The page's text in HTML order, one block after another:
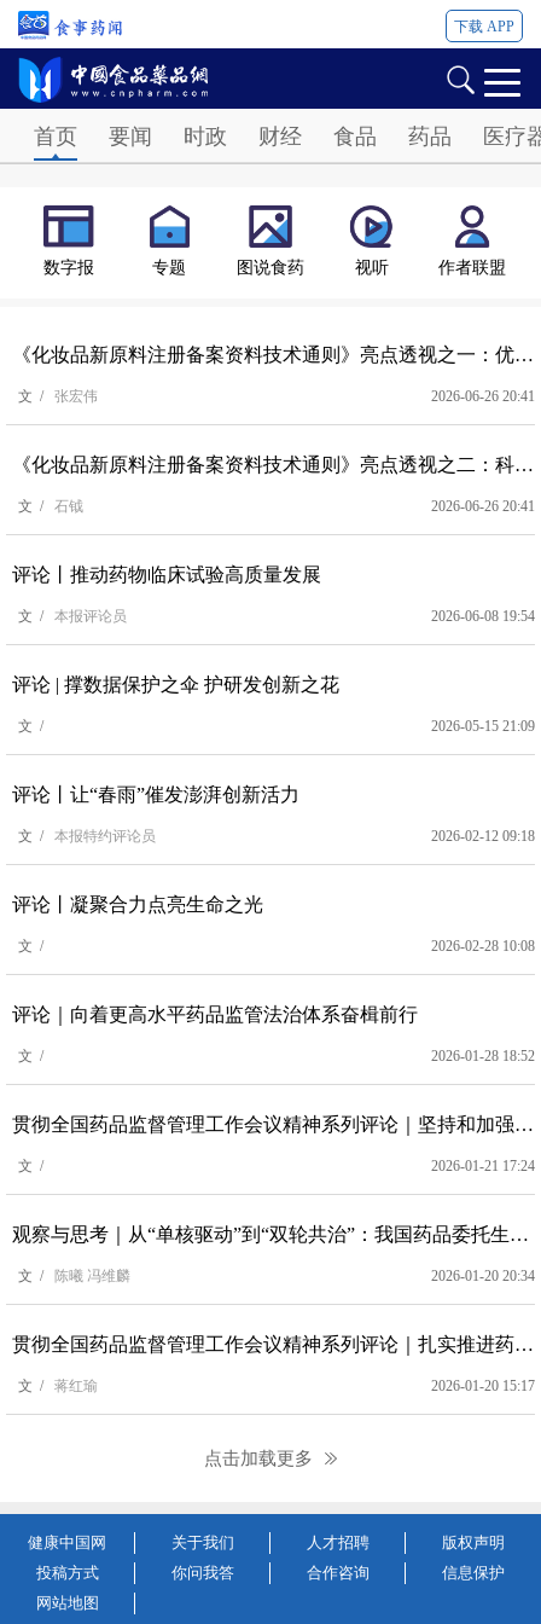
下载 APP
首页 要闻 时政 财经 食品 药品 医疗
数字报 专题 图说食药 视听 作者联盟
《化妆品新原料注册备案资料技术通则》亮点透视之一：优化调整化妆品新原料安全评价体系
文 / 张宏伟 2026-06-26 20:41
《化妆品新原料注册备案资料技术通则》亮点透视之二：科学分类指导创新
文 / 石钺 2026-06-26 20:41
评论丨推动药物临床试验高质量发展
文 / 本报评论员 2026-06-08 19:54
评论 | 撑数据保护之伞 护研发创新之花
文 / 2026-05-15 21:09
评论丨让“春雨”催发澎湃创新活力
文 / 本报特约评论员 2026-02-12 09:18
评论丨凝聚合力点亮生命之光
文 / 2026-02-28 10:08
评论｜向着更高水平药品监管法治体系奋楫前行
文 / 2026-01-28 18:52
贯彻全国药品监督管理工作会议精神系列评论｜坚持和加强党的全面领导 引领药监事业高质量发展
文 / 2026-01-21 17:24
观察与思考｜从“单核驱动”到“双轮共治”：我国药品委托生产监管的五年嬗变
文 / 陈曦 冯维麟 2026-01-20 20:34
贯彻全国药品监督管理工作会议精神系列评论｜扎实推进药品监管现代化建设
文 / 蒋红瑜 2026-01-20 15:17
点击加载更多
健康中国网 关于我们 人才招聘
版权声明
投稿方式
你问我答 合作咨询
信息保护
网站地图